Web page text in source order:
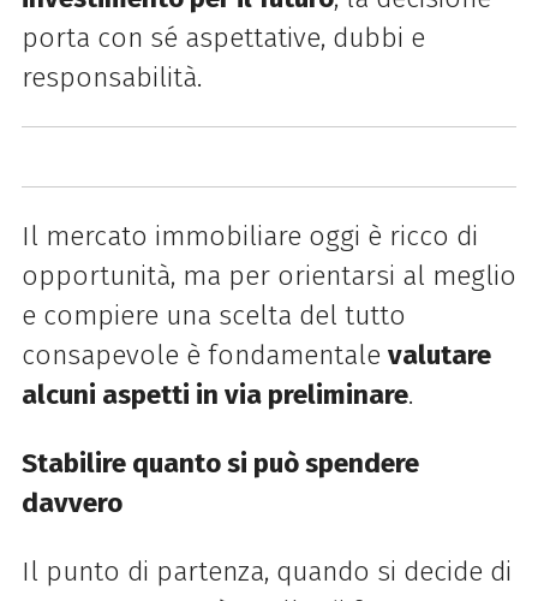
porta con sé aspettative, dubbi e
responsabilità.
Il mercato immobiliare oggi è ricco di
opportunità, ma per orientarsi al meglio
e compiere una scelta del tutto
consapevole è fondamentale valutare
alcuni aspetti in via preliminare.
Stabilire quanto si può spendere
davvero
Il punto di partenza, quando si decide di